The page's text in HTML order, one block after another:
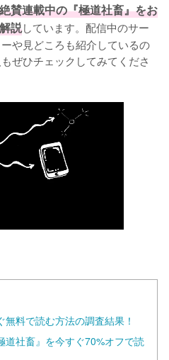
賛連載中の『極道社畜』をお
説しています。配信中のサー
や見どころも紹介しているの
ぜひチェックしてみてくださ
料で読む方法の調査結果！
道社畜』を今すぐ70%オフで読